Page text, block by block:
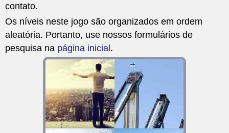
contato.
Os níveis neste jogo são organizados em ordem
aleatória. Portanto, use nossos formulários de
pesquisa na página inicial.